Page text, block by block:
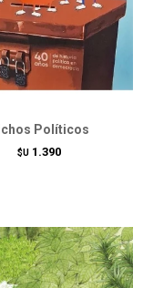
Políticos
$U 1.390